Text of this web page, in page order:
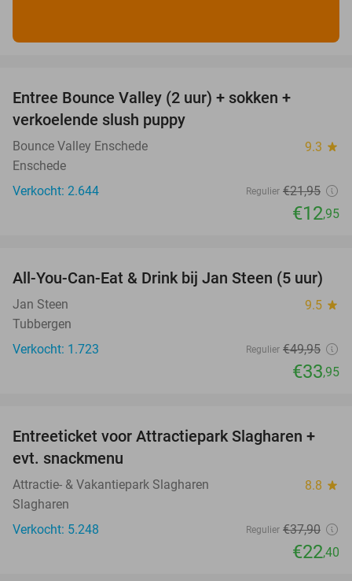
Entree Bounce Valley (2 uur) + sokken +
verkoelende slush puppy
Bounce Valley Enschede 9.3 star
Enschede
Verkocht: 2.644
Regulier €21,95
€12,95
32%
All-You-Can-Eat & Drink bij Jan Steen (5 uur)
Jan Steen 9.5 star
Tubbergen
Verkocht: 1.723
Regulier €49,95
€33,95
41%
Entreeticket voor Attractiepark Slagharen +
evt. snackmenu
Attractie- & Vakantiepark Slagharen 8.8 star
Slagharen
Verkocht: 5.248
Regulier €37,90
€22,40